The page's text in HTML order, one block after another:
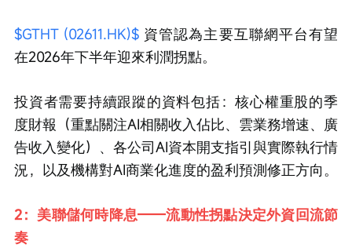
$GTHT (02611.HK)$ 資管認為主要互聯網平台有望
在2026年下半年迎來利潤拐點。
投資者需要持續跟蹤的資料包括：核心權重股的季
度財報（重點關注AI相關收入佔比、雲業務增速、廣
告收入變化）、各公司AI資本開支指引與實際執行情
況，以及機構對AI商業化進度的盈利預測修正方向。
2：美聯儲何時降息——流動性拐點決定外資回流節
奏